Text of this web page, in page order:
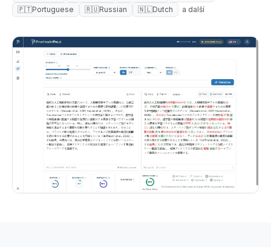
🇵🇹Portuguese 🇷🇺Russian 🇳🇱Dutch a další